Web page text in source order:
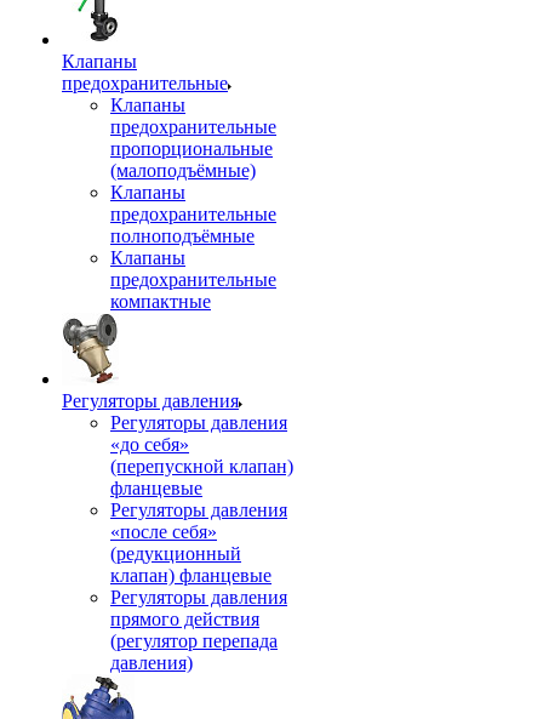
Клапаны
предохранительные
Клапаны
предохранительные
пропорциональные
(малоподъёмные)
Клапаны
предохранительные
полноподъёмные
Клапаны
предохранительные
компактные
Регуляторы давления
Регуляторы давления
«до себя»
(перепускной клапан)
фланцевые
Регуляторы давления
«после себя»
(редукционный
клапан) фланцевые
Регуляторы давления
прямого действия
(регулятор перепада
давления)